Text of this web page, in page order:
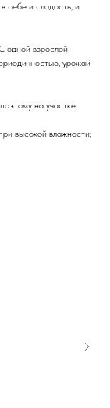
себе и сладость, и
одной взрослой
урожай
на участке
высокой влажности;